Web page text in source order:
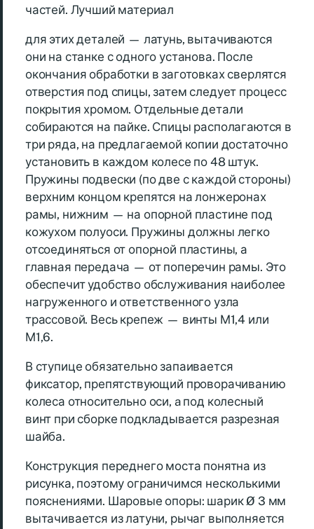
частей. Лучший материал
для этих деталей — латунь, вытачиваются
они на станке с одного установа. После
окончания обработки в заготовках сверлятся
отверстия под спицы, затем следует процесс
покрытия хромом. Отдельные детали
собираются на пайке. Спицы располагаются в
три ряда, на предлагаемой копии достаточно
установить в каждом колесе по 48 штук.
Пружины подвески (по две с каждой стороны)
верхним концом крепятся на лонжеронах
рамы, нижним — на опорной пластине под
кожухом полуоси. Пружины должны легко
отсоединяться от опорной пластины, а
главная передача — от поперечин рамы. Это
обеспечит удобство обслуживания наиболее
нагруженного и ответственного узла
трассовой. Весь крепеж — винты М1,4 или
М1,6.
В ступице обязательно запаивается
фиксатор, препятствующий проворачиванию
колеса относительно оси, a под колесный
винт при сборке подкладывается разрезная
шайба.
Конструкция переднего моста понятна из
рисунка, поэтому ограничимся несколькими
пояснениями. Шаровые опоры: шарик Ø 3 мм
вытачивается из латуни, рычаг выполняется